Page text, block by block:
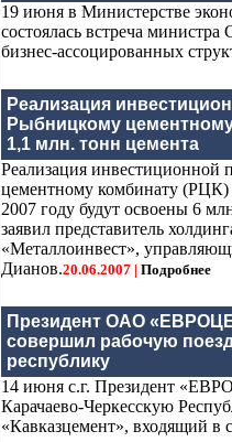
19 июня в Министерстве
состоялась встреча
бизнес-ассоцированных
Реализация
Рыбницкому
1,1 млн. тонн цемента
Реализация
цементному комбинату
2007 году будут освоены 6
заявил представитель
«Металлоинвест»,
Дианов.20.06.2007 | Подробнее
Президент ОАО
совершил рабочую
республику
14 июня с.г. Президент
Карачаево-Черкесскую
«Кавказцемент», входящий в